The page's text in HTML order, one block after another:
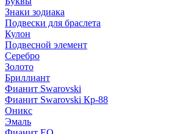
Знаки зодиака
Подвески для браслета
Кулон
Подвесной элемент
Серебро
Золото
Бриллиант
Фианит Swarovski
Фианит Swarovski Кр-88
Оникс
Эмаль